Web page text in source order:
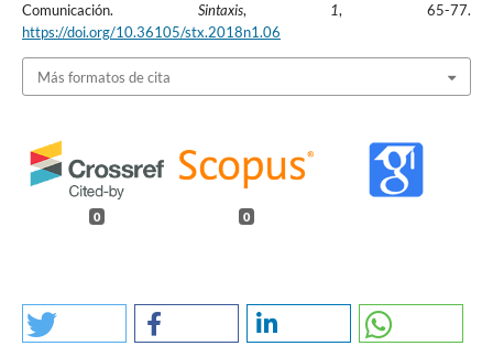
Comunicación. Sintaxis, 1, 65-77.
https://doi.org/10.36105/stx.2018n1.06
Más formatos de cita
0 0